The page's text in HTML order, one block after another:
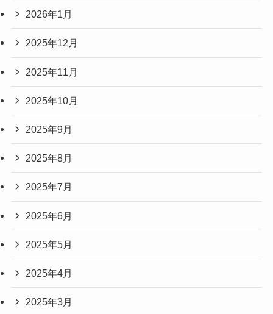
2026年1月
2025年12月
2025年11月
2025年10月
2025年9月
2025年8月
2025年7月
2025年6月
2025年5月
2025年4月
2025年3月